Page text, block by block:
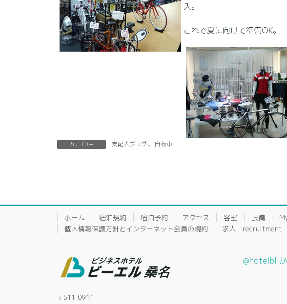
入。
これで夏に向けて準備OK。
カテゴリー 支配人ブログ、 自転車
ホーム 宿泊規約 宿泊予約 アクセス 客室 設備
個人情報保護方針とインターネット会員の規約
求人 recruitment
〒511-0911
@hotelbl